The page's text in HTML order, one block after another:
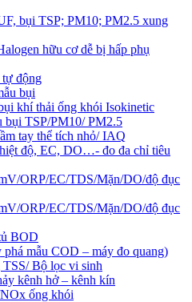
bụi TSP; PM10; PM2.5 xung
hữu cơ dễ bị hấp phụ
động
bụi
khí thải ống khói Isokinetic
bụi TSP/PM10/ PM2.5
tay thể tích nhỏ/ IAQ
độ, EC, DO…- đo đa chỉ tiêu
ORP/EC/TDS/Mặn/DO/độ đục
ORP/EC/TDS/Mặn/DO/độ đục
BOD
mẫu COD – máy đo quang)
Bộ lọc vi sinh
kênh hở – kênh kín
ống khói